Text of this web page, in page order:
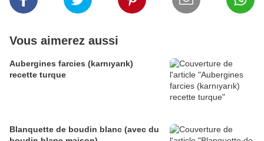
Vous aimerez aussi
Aubergines farcies (karnıyarık)
recette turque
Blanquette de boudin blanc (avec du